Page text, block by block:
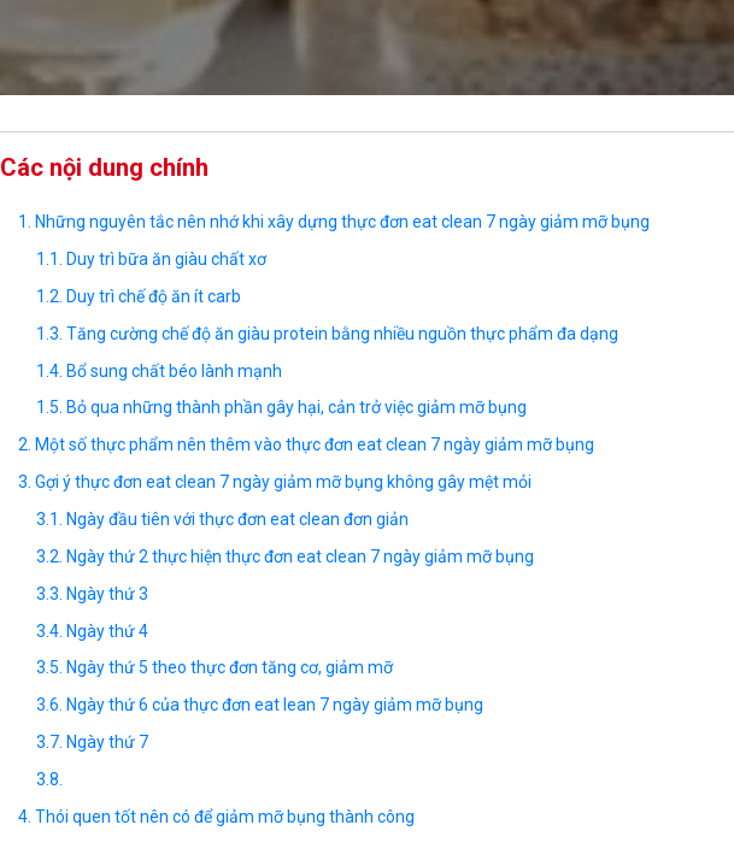
Các nội dung chính
Những nguyên tắc nên nhớ khi xây dựng thực đơn eat clean 7 ngày giảm mỡ bụng
Duy trì bữa ăn giàu chất xơ
Duy trì chế độ ăn ít carb
Tăng cường chế độ ăn giàu protein bằng nhiều nguồn thực phẩm đa dạng
Bổ sung chất béo lành mạnh
Bỏ qua những thành phần gây hại, cản trở việc giảm mỡ bụng
Một số thực phẩm nên thêm vào thực đơn eat clean 7 ngày giảm mỡ bụng
Gợi ý thực đơn eat clean 7 ngày giảm mỡ bụng không gây mệt mỏi
Ngày đầu tiên với thực đơn eat clean đơn giản
Ngày thứ 2 thực hiện thực đơn eat clean 7 ngày giảm mỡ bụng
Ngày thứ 3
Ngày thứ 4
Ngày thứ 5 theo thực đơn tăng cơ, giảm mỡ
Ngày thứ 6 của thực đơn eat lean 7 ngày giảm mỡ bụng
Ngày thứ 7
Thói quen tốt nên có để giảm mỡ bụng thành công